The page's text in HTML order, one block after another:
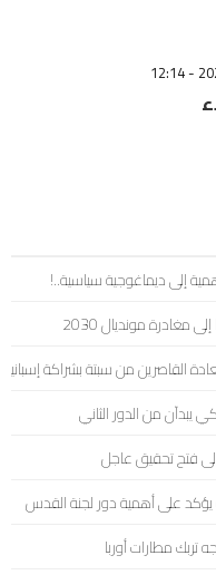
إلى ديماغوجية سياسية..!
مغادرة مونديال 2030
القاصرين من سبتة بشراكة إسبانية
يبدآن من الدور الثاني
فتح تحقيق عاجل
على أهمية دور لجنة القدس
تربك مطارات أوربا